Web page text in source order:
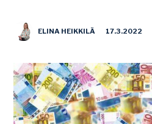
ELINA HEIKKILÄ 17.3.2022